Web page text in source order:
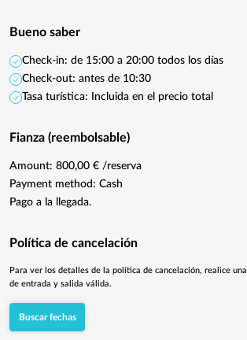
Bueno saber
Check-in: de 15:00 a 20:00 todos los días
Check-out: antes de 10:30
Tasa turística: Incluida en el precio total
Fianza (reembolsable)
Amount: 800,00 € /reserva
Payment method: Cash
Pago a la llegada.
Política de cancelación
Para ver los detalles de la política de cancelación, realice
de entrada y salida válida.
Buscar fechas